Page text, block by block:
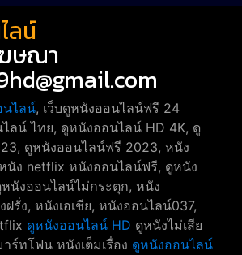
ลน์
ษณา
นไลน์, เว็บดูหนังออนไลน์ฟรี 24
ลน์ ไทย, ดูหนังออนไลน์ HD 4K, ดู
ดูหนังออนไลน์ฟรี 2023, หนัง
นัง netflix หนังออนไลน์ฟรี, ดูหนัง
นังออนไลน์ไม่กระตุก, หนัง
รั่ง, หนังเอเชีย, หนังออนไลน์037,
ดูหนังออนไลน์ HD ดูหนังไม่เสีย
ร์ทโฟน หนังเต็มเรื่อง ดูหนังออนไลน์